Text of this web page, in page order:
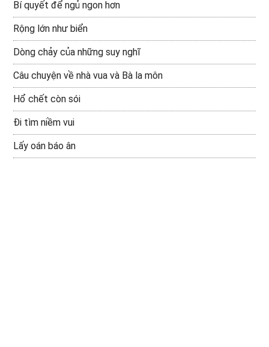
Bí quyết để ngủ ngon hơn
Rộng lớn như biển
Dòng chảy của những suy nghĩ
Câu chuyện về nhà vua và Bà la môn
Hổ chết còn sói
Đi tìm niềm vui
Lấy oán báo ân